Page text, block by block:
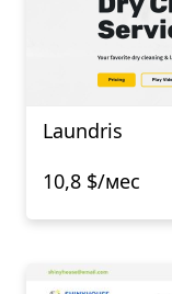
Laundris
10,8 $/мес